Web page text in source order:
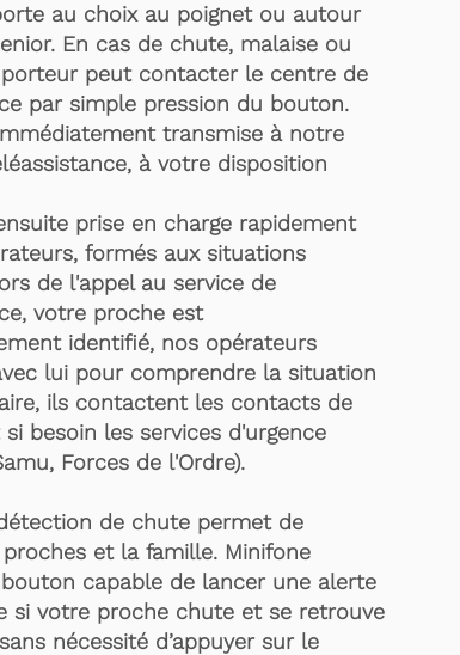
au choix au poignet ou autour
En cas de chute, malaise ou
peut contacter le centre de
par simple pression du bouton.
transmise à notre
à votre disposition
prise en charge rapidement
formés aux situations
de l'appel au service de
votre proche est
identifié, nos opérateurs
lui pour comprendre la situation
ils contactent les contacts de
besoin les services d'urgence
Forces de l'Ordre).
de chute permet de
et la famille. Minifone
capable de lancer une alerte
si votre proche chute et se retrouve
nécessité d’appuyer sur le